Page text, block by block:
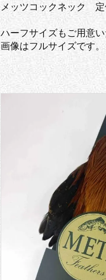
メッツコックネック
ハーフサイズもご用意
画像はフルサイズです。